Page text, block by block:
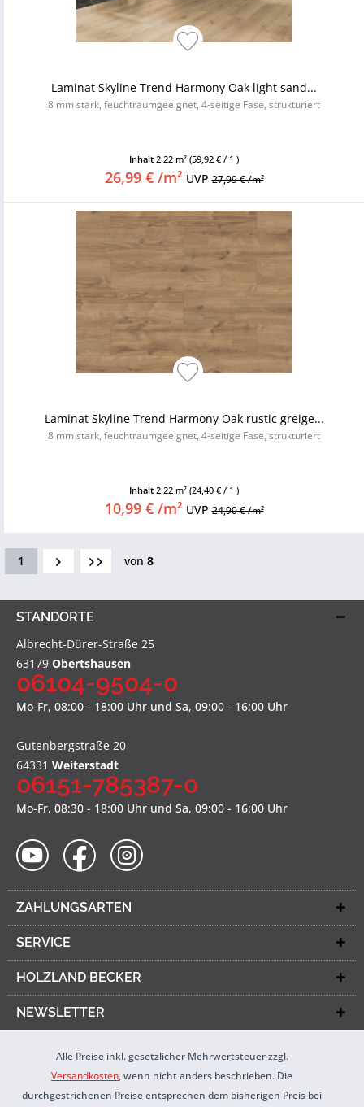
Laminat Skyline Trend Harmony Oak light sand...
8 mm stark, feuchtraumgeeignet, 4-seitige Fase, strukturiert
Inhalt 2.22 m² (59,92 € / 1 )
26,99 € /m² UVP27,99 € /m²
Laminat Skyline Trend Harmony Oak rustic greige...
8 mm stark, feuchtraumgeeignet, 4-seitige Fase, strukturiert
Inhalt 2.22 m² (24,40 € / 1 )
10,99 € /m² UVP24,90 € /m²
1 von 8
STANDORTE
Albrecht-Dürer-Straße 25
63179 Obertshausen
06104-9504-0
Mo-Fr, 08:00 - 18:00 Uhr und Sa, 09:00 - 16:00 Uhr
Gutenbergstraße 20
64331 Weiterstadt
06151-785387-0
Mo-Fr, 08:30 - 18:00 Uhr und Sa, 09:00 - 16:00 Uhr
ZAHLUNGSARTEN
SERVICE
HOLZLAND BECKER
NEWSLETTER
Alle Preise inkl. gesetzlicher Mehrwertsteuer zzgl.
Versandkosten, wenn nicht anders beschrieben. Die
durchgestrichenen Preise entsprechen dem bisherigen Preis bei